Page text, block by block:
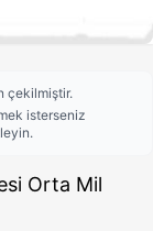
çekilmiştir.
isterseniz
Orta Mil